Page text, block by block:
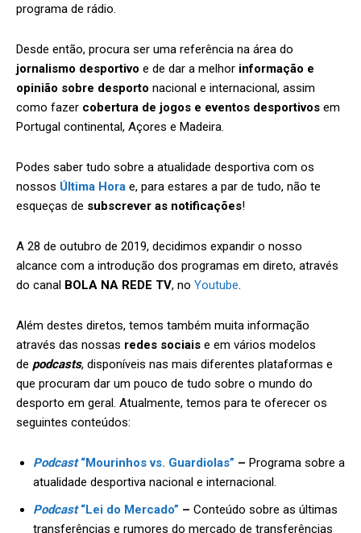
programa de rádio.
Desde então, procura ser uma referência na área do
jornalismo desportivo e de dar a melhor informação e
opinião sobre desporto nacional e internacional, assim
como fazer cobertura de jogos e eventos desportivos em
Portugal continental, Açores e Madeira.
Podes saber tudo sobre a atualidade desportiva com os
nossos Última Hora e, para estares a par de tudo, não te
esqueças de subscrever as notificações!
A 28 de outubro de 2019, decidimos expandir o nosso
alcance com a introdução dos programas em direto, através
do canal BOLA NA REDE TV, no Youtube.
Além destes diretos, temos também muita informação
através das nossas redes sociais e em vários modelos
de podcasts, disponíveis nas mais diferentes plataformas e
que procuram dar um pouco de tudo sobre o mundo do
desporto em geral. Atualmente, temos para te oferecer os
seguintes conteúdos:
Podcast“Mourinhos vs. Guardiolas” – Programa sobre a
atualidade desportiva nacional e internacional.
Podcast“Lei do Mercado” – Conteúdo sobre as últimas
transferências e rumores do mercado de transferências